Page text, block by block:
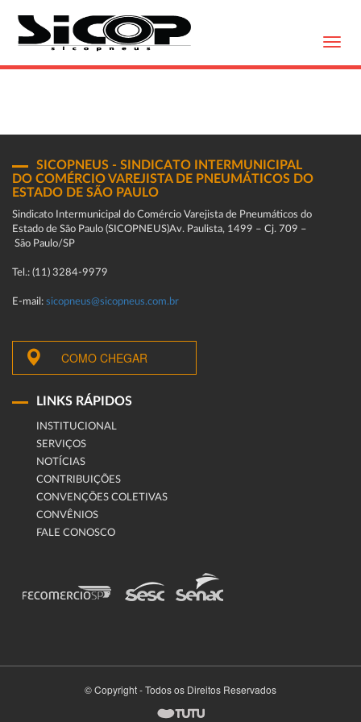
SICOPNEUS - SINDICATO INTERMUNICIPAL
DO COMÉRCIO VAREJISTA DE PNEUMÁTICOS DO
ESTADO DE SÃO PAULO
Sindicato Intermunicipal do Comércio Varejista de Pneumáticos do
Estado de São Paulo (SICOPNEUS)Av. Paulista, 1499 – Cj. 709 –
São Paulo/SP
Tel.: (11) 3284-9979
E-mail: sicopneus@sicopneus.com.br
COMO CHEGAR
LINKS RÁPIDOS
INSTITUCIONAL
SERVIÇOS
NOTÍCIAS
CONTRIBUIÇÕES
CONVENÇÕES COLETIVAS
CONVÊNIOS
FALE CONOSCO
© Copyright - Todos os Direitos Reservados